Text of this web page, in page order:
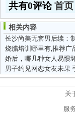
共有0评论首页
相关内容
烧腊培训哪里有,推荐广
婚后，哪几种女人易惯
男子约见网恋女友未果
关
服